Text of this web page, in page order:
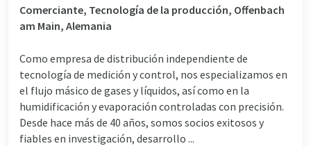
Comerciante, Tecnología de la producción, Offenbach
am Main, Alemania
Como empresa de distribución independiente de
tecnología de medición y control, nos especializamos en
el flujo másico de gases y líquidos, así como en la
humidificación y evaporación controladas con precisión.
Desde hace más de 40 años, somos socios exitosos y
fiables en investigación, desarrollo ...